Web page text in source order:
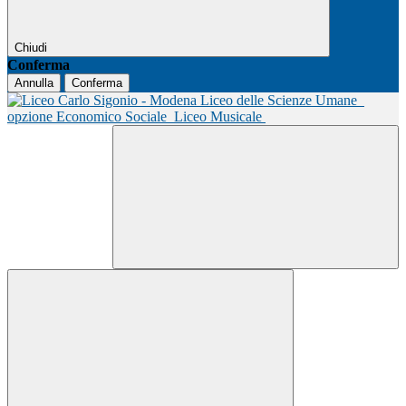
Chiudi
Conferma
Annulla Conferma
Liceo delle Scienze Umane
opzione Economico Sociale Liceo Musicale